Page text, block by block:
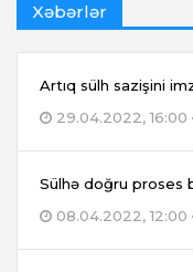
Xəbərlər
Artıq sülh sazişini
29.04.2022, 16:00
Sülhə doğru proses
08.04.2022, 12:00